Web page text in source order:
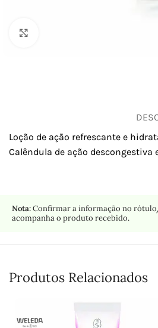
Loção de ação refrescante e
Calêndula de ação descongestiva
Nota:Confirmar a informação no
acompanha o produto recebido.
Produtos Relacionados